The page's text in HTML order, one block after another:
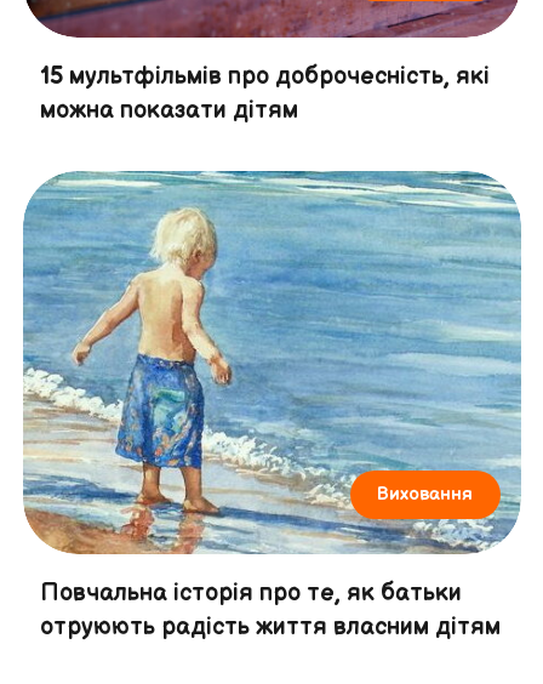
15 мультфільмів про доброчесність, які
можна показати дітям
Виховання
Повчальна історія про те, як батьки
отруюють радість життя власним дітям